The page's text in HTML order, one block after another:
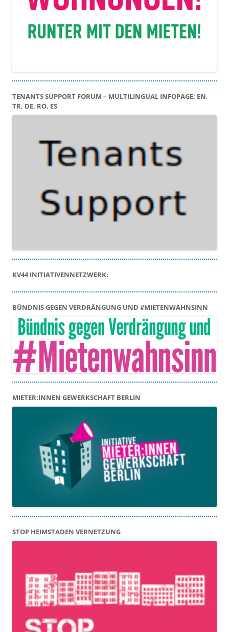
TENANTS SUPPORT FORUM – MULTILINGUAL INFOPAGE: EN,
TR, DE, RO, ES
KV44 INITIATIVENNETZWERK:
BÜNDNIS GEGEN VERDRÄNGUNG UND #MIETENWAHNSINN
MIETER:INNEN GEWERKSCHAFT BERLIN
STOP HEIMSTADEN VERNETZUNG